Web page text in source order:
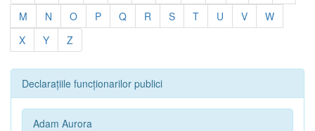
M
N O P Q R S T U V
W
X
Y Z
Declarațiile funcționarilor publici
Adam Aurora